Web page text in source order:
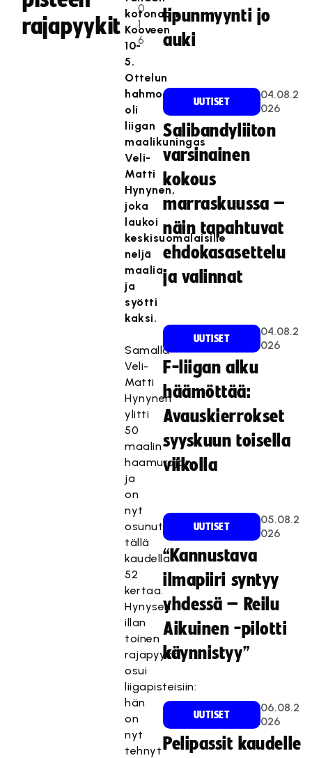
rajapyykit
0
1
6
kotonaan
Kooveen
10-
5.
Ottelun
hahmo
oli
liigan
maalikuningas
Veli-
Matti
Hynynen,
joka
laukoi
keskisuomalaisille
neljä
maalia
ja
syötti
kaksi.
Samalla
Veli-
Matti
Hynynen
ylitti
50
maalin
haamurajan
ja
on
nyt
osunut
tällä
kaudella
52
kertaa.
Hynysen
illan
toinen
rajapyykki
osui
liigapisteisiin:
hän
on
nyt
tehnyt
lipunmyynti jo
auki
UUTISET
04.08.2
026
Salibandyliiton
varsinainen
kokous
marraskuussa –
näin tapahtuvat
ehdokasasettelu
ja valinnat
UUTISET
04.08.2
026
F-liigan alku
häämöttää:
Avauskierrokset
syyskuun toisella
viikolla
UUTISET
05.08.2
026
“Kannustava
ilmapiiri syntyy
yhdessä – Reilu
Aikuinen -pilotti
käynnistyy”
UUTISET
06.08.2
026
Pelipassit kaudelle